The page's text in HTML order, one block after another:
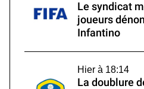
Le syndicat
joueurs
Infantino
Hier à 18:14
La doublure